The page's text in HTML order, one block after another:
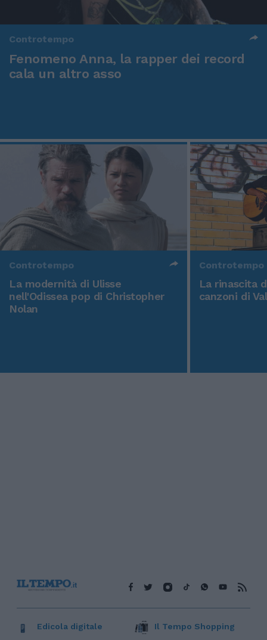
Controtempo
Fenomeno Anna, la rapper dei record
cala un altro asso
Controtempo
La modernità di Ulisse
nell'Odissea pop di Christopher
Nolan
Controtempo
La rinascita
canzoni di
Edicola digitale Il Tempo Shopping